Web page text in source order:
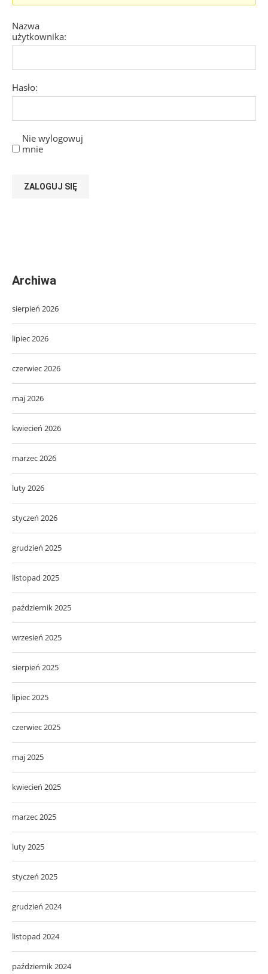
Nazwa
użytkownika:
Hasło:
Nie wylogowuj
mnie
ZALOGUJ SIĘ
Archiwa
sierpień 2026
lipiec 2026
czerwiec 2026
maj 2026
kwiecień 2026
marzec 2026
luty 2026
styczeń 2026
grudzień 2025
listopad 2025
październik 2025
wrzesień 2025
sierpień 2025
lipiec 2025
czerwiec 2025
maj 2025
kwiecień 2025
marzec 2025
luty 2025
styczeń 2025
grudzień 2024
listopad 2024
październik 2024